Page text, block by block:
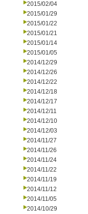
2015/02/04
2015/01/29
2015/01/22
2015/01/21
2015/01/14
2015/01/05
2014/12/29
2014/12/26
2014/12/22
2014/12/18
2014/12/17
2014/12/11
2014/12/10
2014/12/03
2014/11/27
2014/11/26
2014/11/24
2014/11/22
2014/11/19
2014/11/12
2014/11/05
2014/10/29